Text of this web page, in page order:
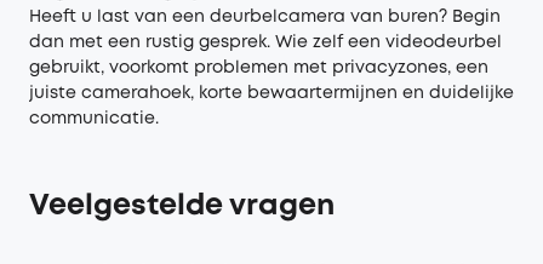
Heeft u last van een deurbelcamera van buren? Begin
dan met een rustig gesprek. Wie zelf een videodeurbel
gebruikt, voorkomt problemen met privacyzones, een
juiste camerahoek, korte bewaartermijnen en duidelijke
communicatie.
Veelgestelde vragen